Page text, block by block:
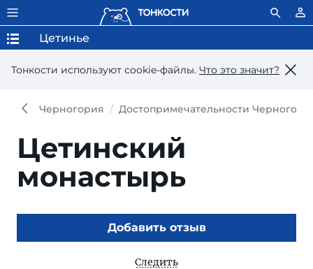
Тонкости используют сookie-файлы. Что это значит?
Цетинье
Черногория Достопримечательности
Цетинский
монастырь
Добавить отзыв
Следить